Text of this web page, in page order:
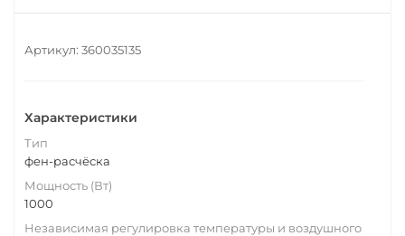
Артикул: 360035135
Характеристики
Тип
фен-расчёска
Мощность (Вт)
1000
Независимая регулировка температуры и воздушного